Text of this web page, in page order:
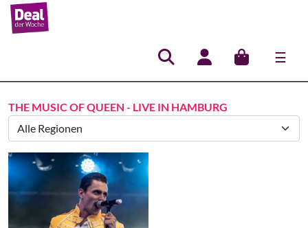
☰
Hauptnavigation
THE MUSIC OF QUEEN - LIVE IN HAMBURG